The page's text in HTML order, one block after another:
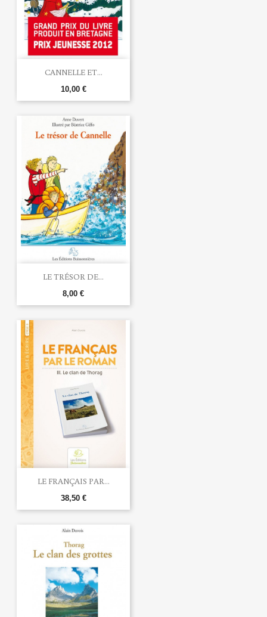
CANNELLE ET...
10,00 €
LE TRÉSOR DE...
8,00 €
LE FRANÇAIS PAR...
38,50 €